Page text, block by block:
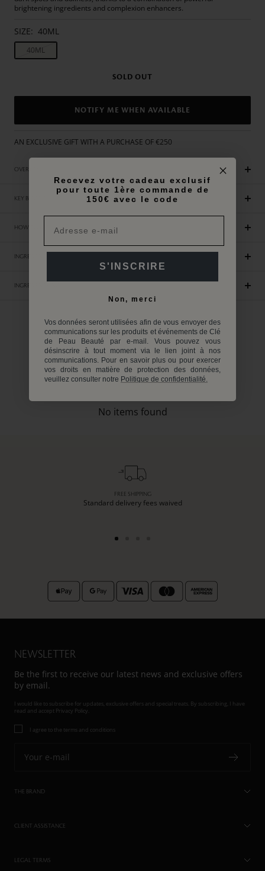
brightening ingredients and complexion enhancers.
SIZE: 40ML
40ML
SOLD OUT
NOTIFY ME WHEN AVAILABLE
AN EXCLUSIVE GIFT WITH A PURCHASE OF €250
OVERVIEW
KEY BENEFITS
HOW TO USE
INGREDIENTS
INGREDIENTS INCI
Customer Reviews
Be the first to write a review
Write a review
No items found
FREE SHIPPING
Standard delivery fees waived
Go
NEWSLETTER
Be the first to receive our latest news and exclusive offers
by email.
I would like to subscribe for updates, exclusive offers and special treats. By subscribing, I have
read and accept Privacy Policy.
I agree to the terms and conditions
Your e-mail
THE BRAND
CLIENT ASSISTANCE
LEGAL TERMS
Recevez votre cadeau exclusif
pour toute 1ère commande de
150€ avec le code
S'INSCRIRE
Non, merci
Vos données seront utilisées afin de vous envoyer des
communications sur les produits et événements de Clé
de Peau Beauté par e-mail. Vous pouvez vous
désinscrire à tout moment via le lien joint à nos
communications. Pour en savoir plus ou pour exercer
vos droits en matière de protection des données,
veuillez consulter notre Politique de confidentialité.